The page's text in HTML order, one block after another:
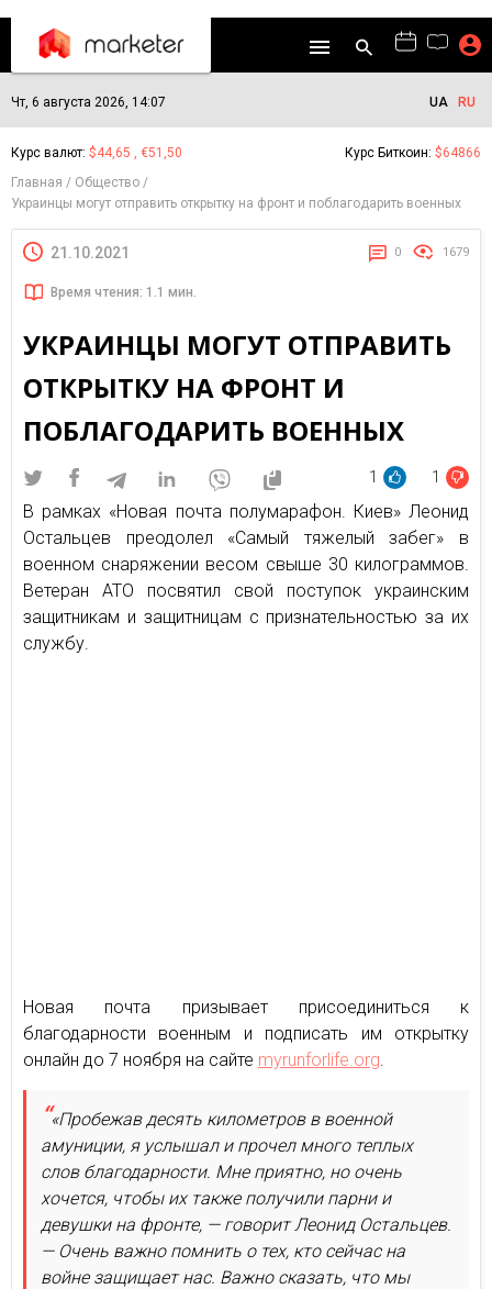
Чт, 6 августа 2026, 14:07 UA RU
Курс валют: $44,65 , €51,50 Курс Биткоин: $64866
Главная
Общество
Украинцы могут отправить открытку на фронт и поблагодарить военных
21.10.2021 0 1679
Время чтения: 1.1 мин.
УКРАИНЦЫ МОГУТ ОТПРАВИТЬ
ОТКРЫТКУ НА ФРОНТ И
ПОБЛАГОДАРИТЬ ВОЕННЫХ
1 1
В рамках «Новая почта полумарафон. Киев» Леонид
Остальцев преодолел «Самый тяжелый забег» в
военном снаряжении весом свыше 30 килограммов.
Ветеран АТО посвятил свой поступок украинским
защитникам и защитницам с признательностью за их
службу.
Новая почта призывает присоединиться к
благодарности военным и подписать им открытку
онлайн до 7 ноября на сайте myrunforlife.org.
«Пробежав десять километров в военной
амуниции, я услышал и прочел много теплых
слов благодарности. Мне приятно, но очень
хочется, чтобы их также получили парни и
девушки на фронте, — говорит Леонид Остальцев.
— Очень важно помнить о тех, кто сейчас на
войне защищает нас. Важно сказать, что мы